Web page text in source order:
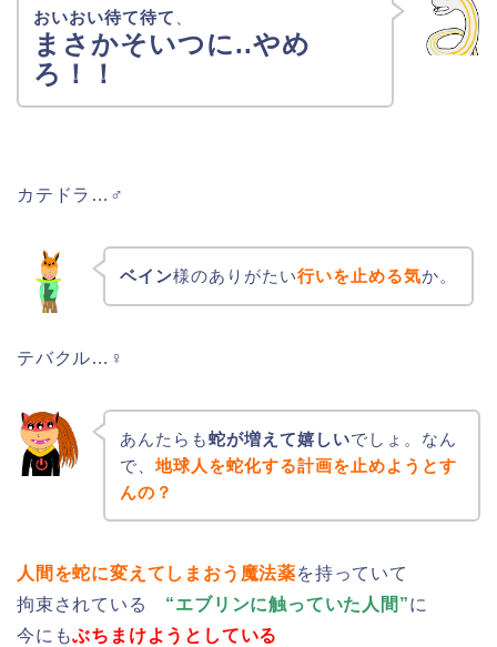
おいおい待て待て 、
まさかそいつに..やめ
ろ！！
カテドラ…♂
ベイン様のありがたい行いを止める気か。
テバクル…♀
あんたらも蛇が増えて嬉しいでしょ。なん
で、地球人を蛇化する計画を止めようとす
んの？
人間を蛇に変えてしまおう魔法薬を持っていて
拘束されている “エブリンに触っていた人間”に
今にもぶちまけようとしている